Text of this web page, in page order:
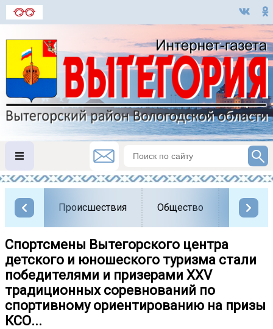
Происшествия Общество Власть
Спортсмены Вытегорского центра
детского и юношеского туризма стали
победителями и призерами XXV
традиционных соревнований по
спортивному ориентированию на призы
КСО...